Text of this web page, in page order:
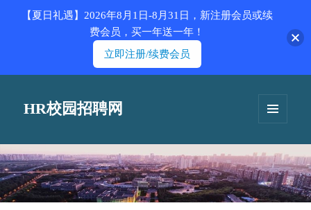
HR校园招聘网
【夏日礼遇】2026年8月1日-8月31日，新注册会员或续
费会员，买一年送一年！
立即注册/续费会员